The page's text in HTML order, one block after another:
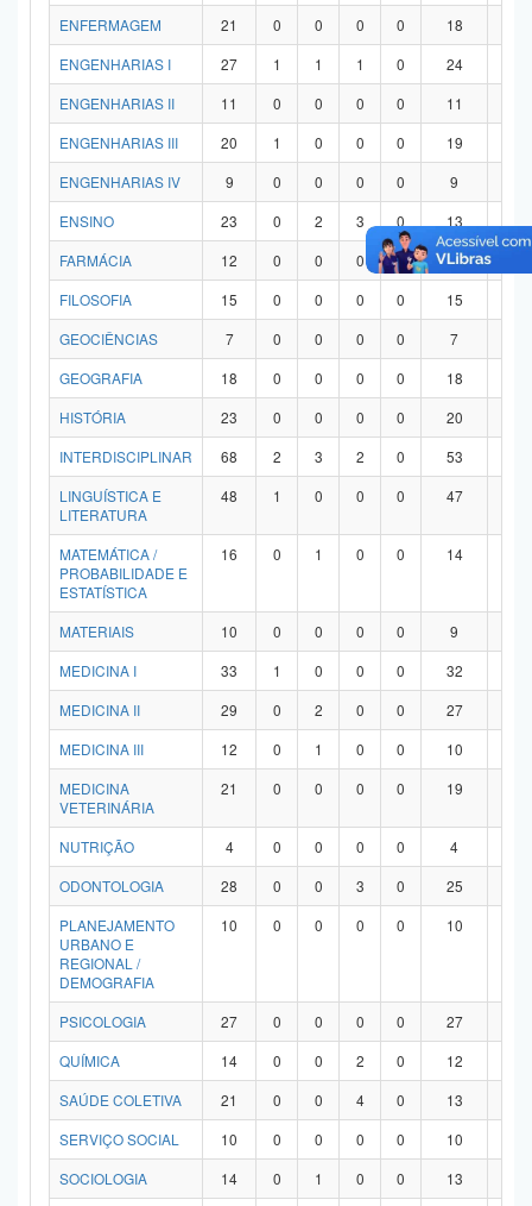
ENFERMAGEM
21 0 0 0 0 18
ENGENHARIAS I
27 1 1 1 0 24
ENGENHARIAS II
11 0 0 0 0 11
ENGENHARIAS III
20 1 0 0 0 19
ENGENHARIAS IV
9 0 0 0 0 9
ENSINO
23 0 2 3 0 13
FARMÁCIA
12 0 0 0 0 12
FILOSOFIA
15 0 0 0 0 15
GEOCIÊNCIAS
7 0 0 0 0 7
GEOGRAFIA
18 0 0 0 0 18
HISTÓRIA
23 0 0 0 0 20
INTERDISCIPLINAR
68 2 3 2 0 53
LINGUÍSTICA E
LITERATURA
48 1 0 0 0 47
MATEMÁTICA /
PROBABILIDADE E
ESTATÍSTICA
16 0 1 0 0 14
MATERIAIS 10 0 0 0 0 9
MEDICINA I
33 1 0 0 0 32
MEDICINA II
29 0 2 0 0 27
MEDICINA III
12 0 1 0 0 10
MEDICINA
VETERINÁRIA
21 0 0 0 0 19
NUTRIÇÃO 4 0 0 0 0 4
ODONTOLOGIA
28 0 0 3 0 25
PLANEJAMENTO
URBANO E
REGIONAL /
DEMOGRAFIA
10 0 0 0 0 10
PSICOLOGIA 27 0 0 0 0 27
QUÍMICA
14 0 0 2 0 12
SAÚDE COLETIVA
21 0 0 4 0 13
SERVIÇO SOCIAL
10 0 0 0 0 10
SOCIOLOGIA
14 0 1 0 0 13